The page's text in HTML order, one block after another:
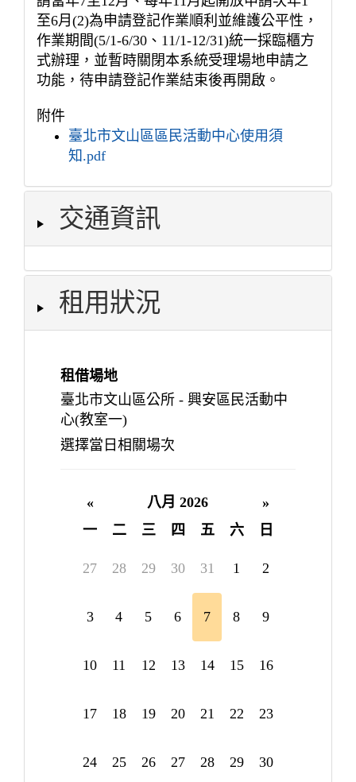
至6月(2)為申請登記作業順利並維護公平性，
作業期間(5/1-6/30、11/1-12/31)統一採臨櫃方
式辦理，並暫時關閉本系統受理場地申請之
功能，待申請登記作業結束後再開啟。
附件
臺北市文山區區民活動中心使用須
知.pdf
交通資訊
租用狀況
租借場地
臺北市文山區公所 - 興安區民活動中
心(教室一)
選擇當日相關場次
« 八月 2026
»
一
二 三 四 五 六 日
27 28 29 30 31 1 2
3 4 5 6 7 8 9
10 11 12 13 14 15 16
17 18 19 20 21 22 23
24 25 26 27 28 29 30